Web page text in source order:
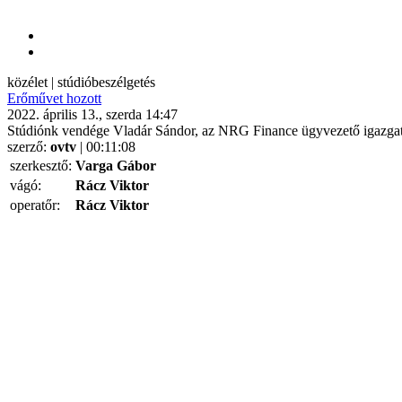
közélet | stúdióbeszélgetés
Erőművet hozott
2022. április 13., szerda 14:47
Stúdiónk vendége Vladár Sándor, az NRG Finance ügyvezető
szerző: ovtv | 00:11:08
szerkesztő: Varga Gábor
vágó:
Rácz Viktor
operatőr:
Rácz Viktor